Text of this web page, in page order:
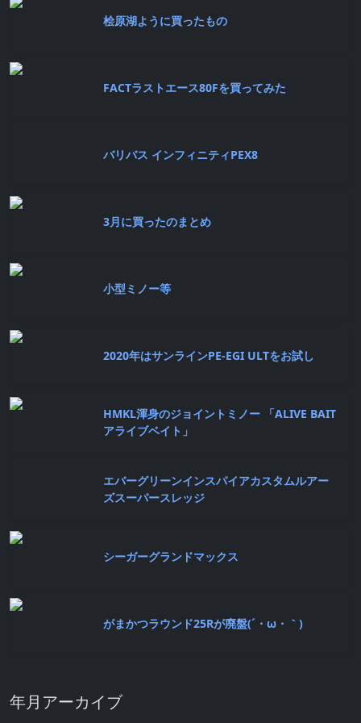
桧原湖ように買ったもの
FACTラストエース80Fを買ってみた
バリバス インフィニティPEX8
3月に買ったのまとめ
小型ミノー等
2020年はサンラインPE-EGI ULTをお試し
HMKL渾身のジョイントミノー 「ALIVE BAIT
アライブベイト」
エバーグリーンインスパイアカスタムルアー
ズスーパースレッジ
シーガーグランドマックス
がまかつラウンド25Rが廃盤(´・ω・｀)
年月アーカイブ